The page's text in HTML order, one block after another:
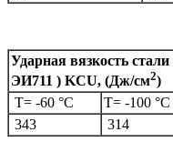
Ударная вязкость стали
ЭИ711 ) KCU, (Дж/см2)
Т= -60 °С
Т= -100 °С
343
314